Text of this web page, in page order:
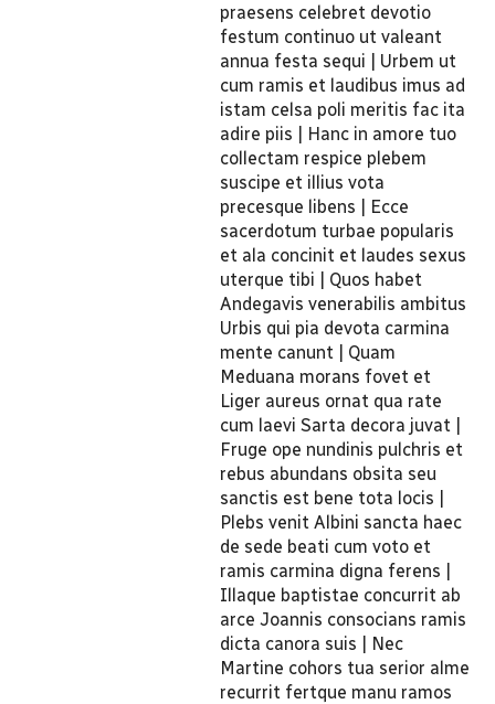
praesens celebret devotio
festum continuo ut valeant
annua festa sequi | Urbem ut
cum ramis et laudibus imus ad
istam celsa poli meritis fac ita
adire piis | Hanc in amore tuo
collectam respice plebem
suscipe et illius vota
precesque libens | Ecce
sacerdotum turbae popularis
et ala concinit et laudes sexus
uterque tibi | Quos habet
Andegavis venerabilis ambitus
Urbis qui pia devota carmina
mente canunt | Quam
Meduana morans fovet et
Liger aureus ornat qua rate
cum laevi Sarta decora juvat |
Fruge ope nundinis pulchris et
rebus abundans obsita seu
sanctis est bene tota locis |
Plebs venit Albini sancta haec
de sede beati cum voto et
ramis carmina digna ferens |
Illaque baptistae concurrit ab
arce Joannis consocians ramis
dicta canora suis | Nec
Martine cohors tua serior alme
recurrit fertque manu ramos